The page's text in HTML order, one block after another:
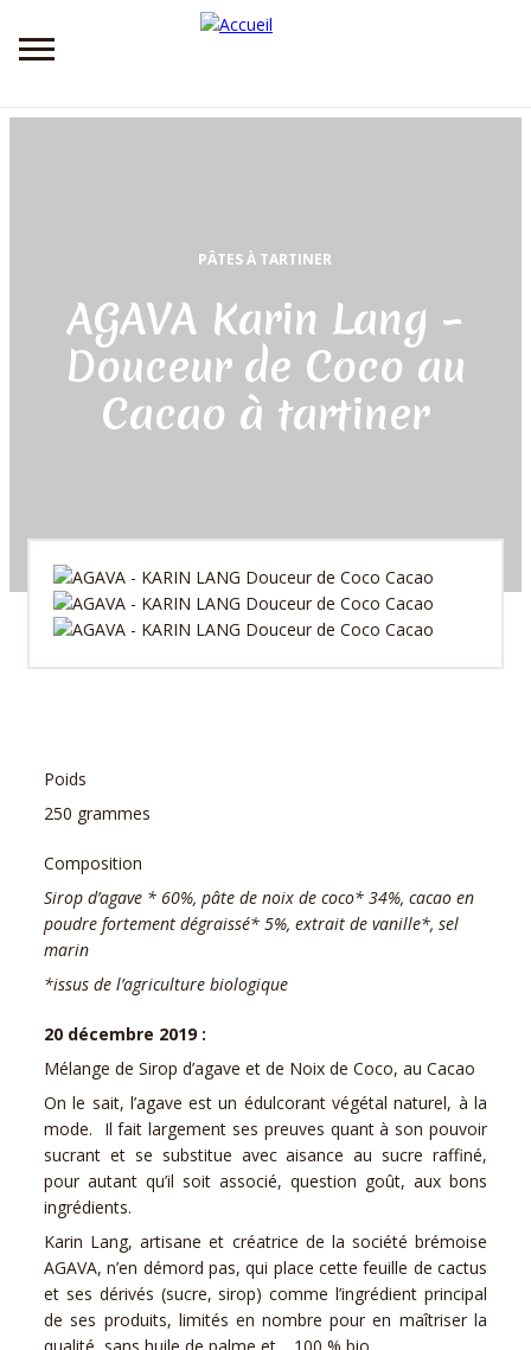
au
PÂTES À TARTINER
AGAVA Karin Lang –
Douceur de Coco au
Cacao à tartiner
Poids
250 grammes
Composition
Sirop d’agave * 60%, pâte de noix de coco* 34%, cacao en
poudre fortement dégraissé* 5%, extrait de vanille*, sel
marin
*issus de l’agriculture biologique
20 décembre 2019 :
Mélange de Sirop d’agave et de Noix de Coco, au Cacao
On le sait, l’agave est un édulcorant végétal naturel, à la
mode. Il fait largement ses preuves quant à son pouvoir
sucrant et se substitue avec aisance au sucre raffiné,
pour autant qu’il soit associé, question goût, aux bons
ingrédients.
Karin Lang, artisane et créatrice de la société brémoise
AGAVA, n’en démord pas, qui place cette feuille de cactus
et ses dérivés (sucre, sirop) comme l’ingrédient principal
de ses produits, limités en nombre pour en maîtriser la